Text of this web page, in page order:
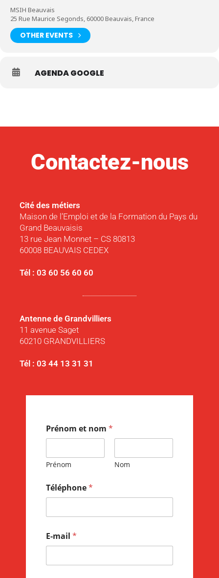
MSIH Beauvais
25 Rue Maurice Segonds, 60000 Beauvais, France
OTHER EVENTS
AGENDA GOOGLE
Contactez-nous
Cité des métiers
Maison de l’Emploi et de la Formation du Pays du
Grand Beauvaisis
13 rue Jean Monnet – CS 80813
60008 BEAUVAIS CEDEX
Tél : 03 60 56 60 60
Antenne de Grandvilliers
11 avenue Saget
60210 GRANDVILLIERS
Tél : 03 44 13 31 31
Prénom et nom *
Prénom Nom
Téléphone*
E-mail *